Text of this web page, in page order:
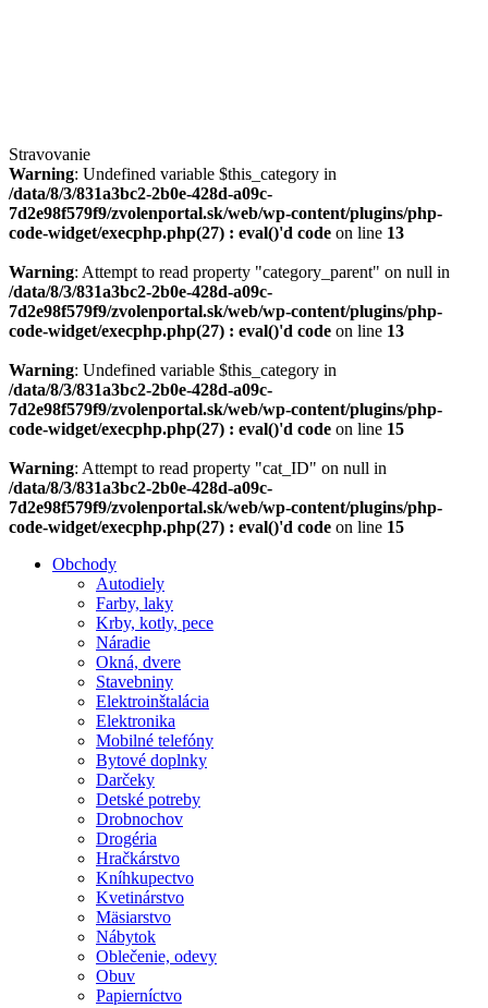
Stravovanie
Warning: Undefined variable $this_category in
/data/8/3/831a3bc2-2b0e-428d-a09c-
7d2e98f579f9/zvolenportal.sk/web/wp-content/plugins/php-
code-widget/execphp.php(27) : eval()'d code on line 13
Warning: Attempt to read property "category_parent" on null in
/data/8/3/831a3bc2-2b0e-428d-a09c-
7d2e98f579f9/zvolenportal.sk/web/wp-content/plugins/php-
code-widget/execphp.php(27) : eval()'d code on line 13
Warning: Undefined variable $this_category in
/data/8/3/831a3bc2-2b0e-428d-a09c-
7d2e98f579f9/zvolenportal.sk/web/wp-content/plugins/php-
code-widget/execphp.php(27) : eval()'d code on line 15
Warning: Attempt to read property "cat_ID" on null in
/data/8/3/831a3bc2-2b0e-428d-a09c-
7d2e98f579f9/zvolenportal.sk/web/wp-content/plugins/php-
code-widget/execphp.php(27) : eval()'d code on line 15
Obchody
Autodiely
Farby, laky
Krby, kotly, pece
Náradie
Okná, dvere
Stavebniny
Elektroinštalácia
Elektronika
Mobilné telefóny
Bytové doplnky
Darčeky
Detské potreby
Drobnochov
Drogéria
Hračkárstvo
Kníhkupectvo
Kvetinárstvo
Mäsiarstvo
Nábytok
Oblečenie, odevy
Obuv
Papierníctvo